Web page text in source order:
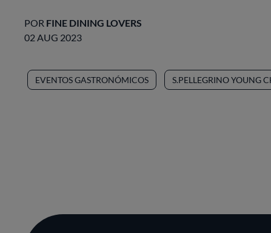
POR FINE DINING LOVERS
02 AUG 2023
EVENTOS GASTRONÓMICOS S.PELLEGRINO YOUNG